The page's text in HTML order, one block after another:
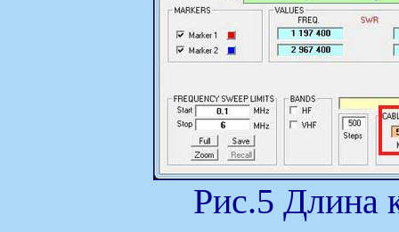
Рис.5 Длина